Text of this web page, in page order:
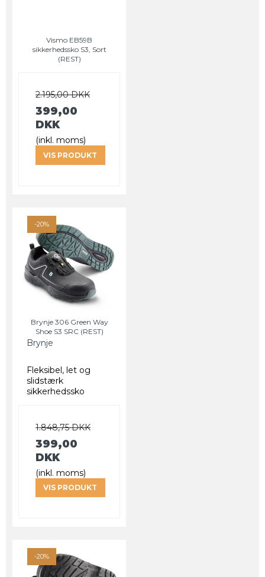
Vismo EB59B
sikkerhedssko S3, Sort
(REST)
2.195,00 DKK
399,00
DKK
(inkl. moms)
VIS PRODUKT
-20%
Brynje 306 Green Way
Shoe S3 SRC (REST)
Brynje
Fleksibel, let og
slidstærk
sikkerhedssko
1.848,75 DKK
399,00
DKK
(inkl. moms)
VIS PRODUKT
-20%